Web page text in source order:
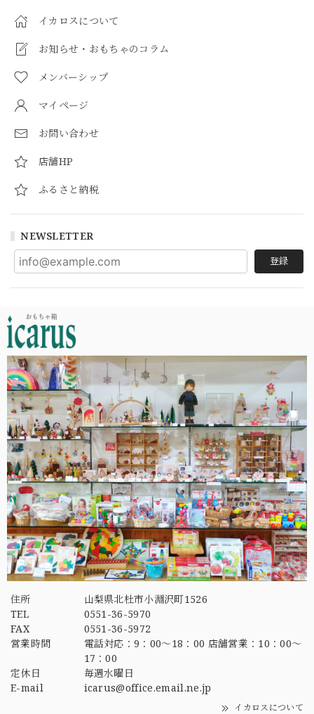
イカロスについて
お知らせ・おもちゃのコラム
メンバーシップ
マイページ
お問い合わせ
店舗HP
ふるさと納税
NEWSLETTER
登録
住所
山梨県北杜市小淵沢町1526
TEL
0551-36-5970
FAX
0551-36-5972
営業時間
電話対応：9：00～18：00 店舗営業：10：00～
17：00
定休日
毎週水曜日
E-mail
icarus@office.email.ne.jp
イカロスについて